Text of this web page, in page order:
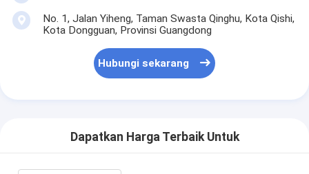
No. 1, Jalan Yiheng, Taman Swasta Qinghu, Kota Qishi,
Kota Dongguan, Provinsi Guangdong
Hubungi sekarang
Dapatkan Harga Terbaik Untuk